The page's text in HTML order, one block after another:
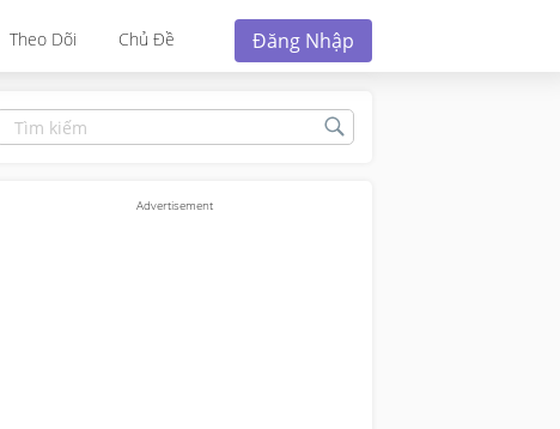
Theo Dõi Chủ Đề Đăng Nhập